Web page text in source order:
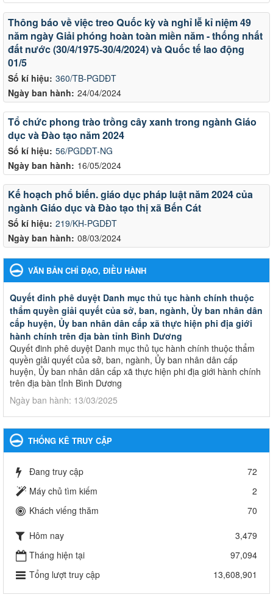
Số kí hiệu: 360/TB-PGDĐT
Ngày ban hành: 24/04/2024
Thông báo về việc treo Quốc kỳ và nghỉ lễ kỉ niệm 49
năm ngày Giải phóng hoàn toàn miền năm - thống nhất
đất nước (30/4/1975-30/4/2024) và Quốc tế lao động
01/5
Số kí hiệu: 56/PGDĐT-NG
Ngày ban hành: 16/05/2024
Tổ chức phong trào trồng cây xanh trong ngành Giáo
dục và Đào tạo năm 2024
Số kí hiệu: 219/KH-PGDĐT
Ngày ban hành: 08/03/2024
Kế hoạch phổ biến. giáo dục pháp luật năm 2024 của
ngành Giáo dục và Đào tạo thị xã Bến Cát
VĂN BẢN CHỈ ĐẠO, ĐIỀU HÀNH
Quyết đinh phê duyệt Danh mục thủ tục hành chính thuộc
thẩm quyền giải quyết của sở, ban, ngành, Ủy ban nhân dân
cấp huyện, Ủy ban nhân dân cấp xã thực hiện phi địa giới
hành chính trên địa bàn tỉnh Bình Dương
Quyết đinh phê duyệt Danh mục thủ tục hành chính thuộc thẩm
quyền giải quyết của sở, ban, ngành, Ủy ban nhân dân cấp
huyện, Ủy ban nhân dân cấp xã thực hiện phi địa giới hành chính
trên địa bàn tỉnh Bình Dương
Ngày ban hành: 13/03/2025
Giáo dục và Đào tạo thành phố Bến Cát
Kế hoạch Phổ biến, giáo dục pháp luật năm 2025 của ngành
Ngày ban hành: 28/02/2025
vực giáo dục đào tạo thuộc hệ giáo dục quốc dân và cơ sở
và Đào tạo, Ủy ban nhân dân cấp huyện
Quyết định công bố thủ tục hành chính bị bãi bỏ trong lĩnh vực
giáo dục đào tạo thuộc hệ giáo dục quốc dân và cơ sở giáo dục
khác thuộc thẩm quyền giải quyết của Sở Giáo dục và Đào tạo,
THỐNG KÊ TRUY CẬP
Đang truy cập
72
Máy chủ tìm kiếm
2
Khách viếng thăm
70
Hôm nay
3,479
Tháng hiện tại
97,094
Tổng lượt truy cập
13,608,901